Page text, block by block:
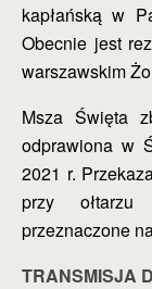
kapłańską w
Obecnie jest
warszawskim
Msza Święta
odprawiona w
2021 r.
przy
przeznaczone
TRANSMISJA